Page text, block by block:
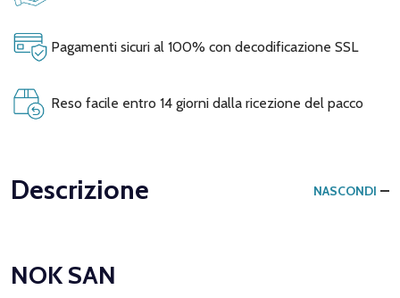
Pagamenti sicuri al 100% con decodificazione SSL
Reso facile entro 14 giorni dalla ricezione del pacco
Descrizione NASCONDI
NOK SAN